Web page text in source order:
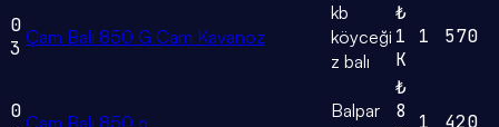
0
3 Çam Balı 850 G Cam Kavanoz
kb
köyceği
z balı
₺
1
K
1 570
0
Balpar
₺
8